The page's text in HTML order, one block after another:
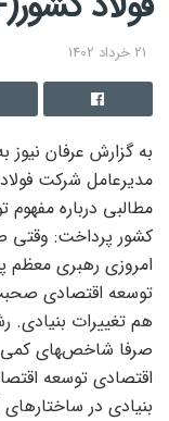
21 خرداد 1402
به گزارش عرفان نیوز
مدیرعامل شرکت
مطالبی درباره مفهوم
کشور پرداخت: وقتی
امروزی رهبری معظم
توسعه اقتصادی
هم تغییرات
صرفا شاخص‌‍های کمی
اقتصادی توسعه
بنیادی در